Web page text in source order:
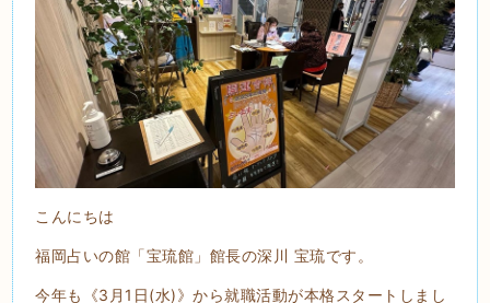
こんにちは
福岡占いの館「宝琉館」館長の深川 宝琉です。
今年も《3月1日(水)》から就職活動が本格スタートしまし